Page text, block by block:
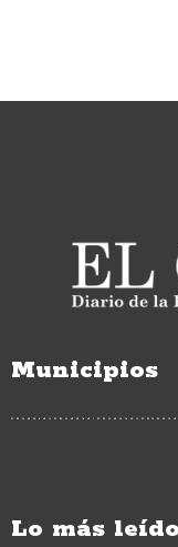
Municipios
Lo más leído